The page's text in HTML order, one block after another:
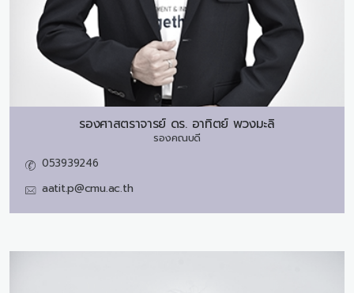
รองศาสตราจารย์ ดร. อาทิตย์ พวงมะลิ
รองคณบดี
053939246
aatit.p@cmu.ac.th